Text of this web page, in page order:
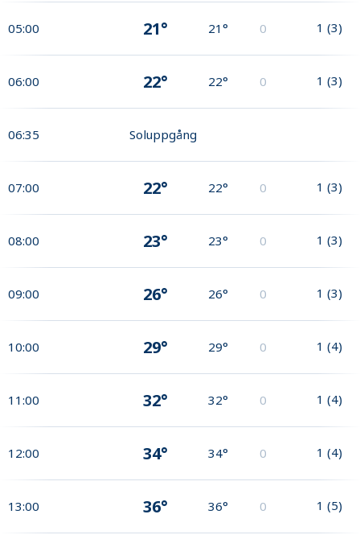
05:00 21° 21° 0 1 (3)
06:00 22° 22° 0 1 (3)
06:35 Soluppgång
07:00 22° 22° 0 1 (3)
08:00 23° 23° 0 1 (3)
09:00 26° 26° 0 1 (3)
10:00 29° 29° 0 1 (4)
11:00 32° 32° 0 1 (4)
12:00 34° 34° 0 1 (4)
13:00 36° 36° 0 1 (5)